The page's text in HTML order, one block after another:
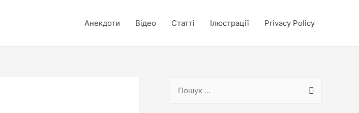
Анекдоти Відео Статті Ілюстрації Privacy Policy